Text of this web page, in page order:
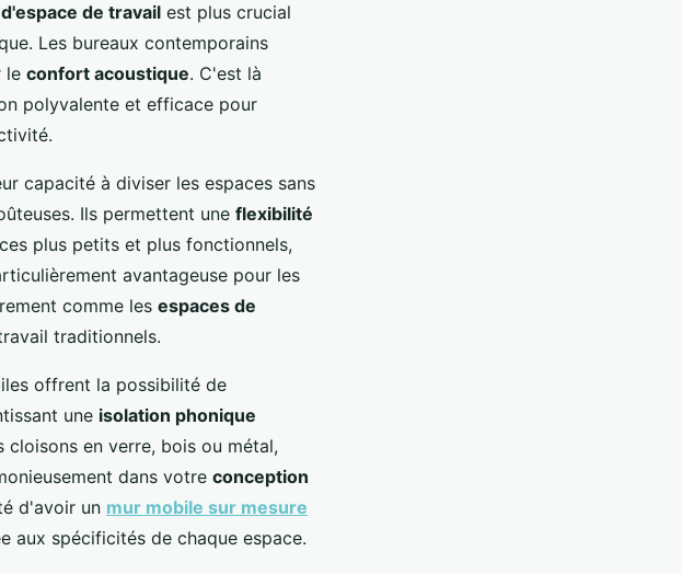
de travail est plus crucial
Les bureaux contemporains
le confort acoustique. C'est là
polyvalente et efficace pour
capacité à diviser les espaces sans
Ils permettent une flexibilité
plus petits et plus fonctionnels,
avantageuse pour les
comme les espaces de
traditionnels.
offrent la possibilité de
une isolation phonique
en verre, bois ou métal,
dans votre conception
d'avoir un mur mobile sur mesure
aux spécificités de chaque espace.